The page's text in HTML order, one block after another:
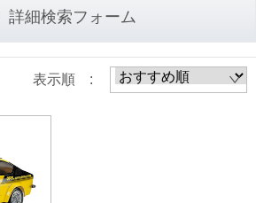
詳細検索フォーム
表示順 :